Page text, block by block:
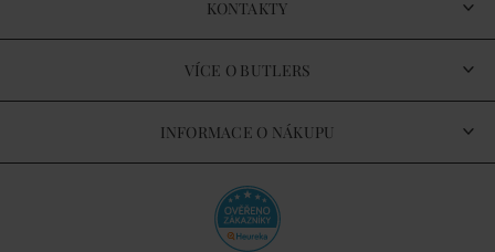
KONTAKTY
VÍCE O BUTLERS
INFORMACE O NÁKUPU